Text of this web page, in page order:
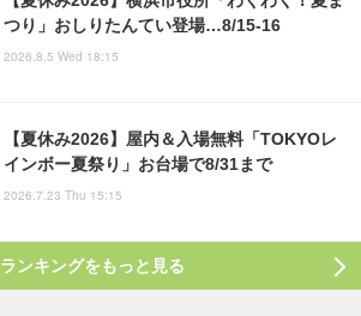
つり」おしりたんてい登場…8/15-16
2026.8.5 Wed 18:15
【夏休み2026】屋内＆入場無料「TOKYOレ
インボー夏祭り」お台場で8/31まで
2026.7.23 Thu 15:15
ランキングをもっと見る